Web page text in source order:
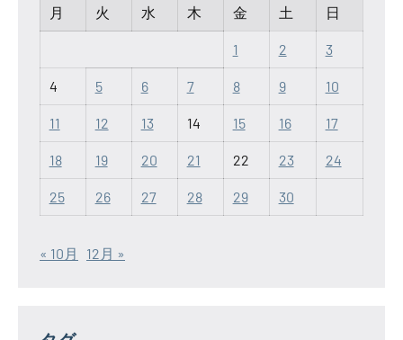
月
火 水 木 金 土 日
1 2 3
4 5 6 7 8 9 10
11 12 13 14 15 16 17
18 19 20 21 22 23 24
25 26 27 28 29 30
« 10月 12月 »